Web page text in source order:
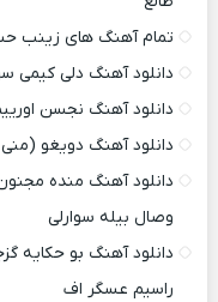
تمام آهنگ های زینب
دانلود آهنگ دلی
دانلود آهنگ نجسن
دانلود آهنگ دویغو
دانلود آهنگ منده
وصال بیله سوارلی
دانلود آهنگ بو حکایه
راسیم عسگر اف